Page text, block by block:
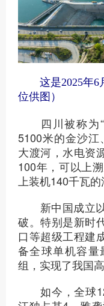
这是2025年6
位供图）
四川被称为“
5100米的金沙江
大渡河，水电资
100年，可以上
上装机140千瓦的
新中国成立以
破。特别是新时
口等超级工程建
备全球单机容
组，实现了我国
如今，全球